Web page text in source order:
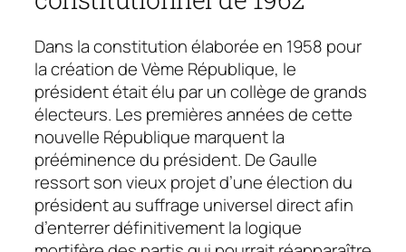
Dans la constitution élaborée en 1958 pour
la création de Vème République, le
président était élu par un collège de grands
électeurs. Les premières années de cette
nouvelle République marquent la
prééminence du président. De Gaulle
ressort son vieux projet d’une élection du
président au suffrage universel direct afin
d’enterrer définitivement la logique